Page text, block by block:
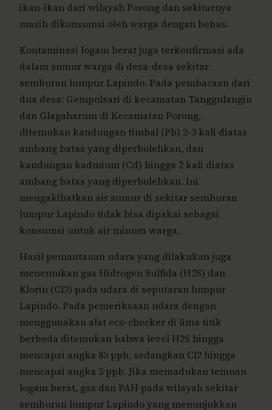
ikan-ikan dari wilayah Porong dan sekitarnya
masih dikonsumsi oleh warga dengan bebas.
Kontaminasi logam berat juga terkonfirmasi ada
dalam sumur warga di desa-desa sekitar
semburan lumpur Lapindo. Pada pembacaan dari
dua desa: Gempolsari di kecamatan Tanggulangin
dan Glagaharum di Kecamatan Porong,
ditemukan kandungan timbal (Pb) 2-3 kali diatas
ambang batas yang diperbolehkan, dan
kandungan kadmium (Cd) hingga 2 kali diatas
ambang batas yang diperbolehkan. Ini
mengakibatkan air sumur di sekitar semburan
lumpur Lapindo tidak bisa dipakai sebagai
konsumsi untuk air minum warga.
Hasil pemantauan udara yang dilakukan juga
menemukan gas Hidrogen Sulfida (H2S) dan
Klorin (Cl2) pada udara di seputaran lumpur
Lapindo. Pada pemeriksaan udara dengan
menggunakan alat eco-checker di lima titik
berbeda ditemukan bahwa level H2S hingga
mencapai angka 85 ppb, sedangkan Cl2 hingga
mencapai angka 5 ppb. Jika memadukan temuan
logam berat, gas dan PAH pada wilayah sekitar
semburan lumpur Lapindo yang menunjukkan